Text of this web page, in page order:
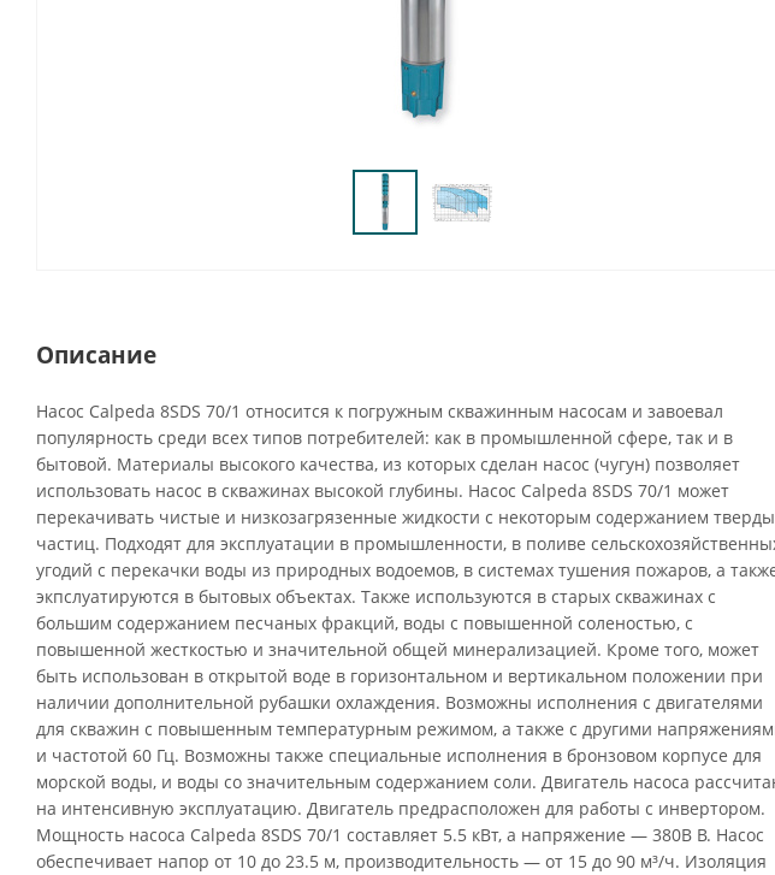
Описание
Насос Calpeda 8SDS 70/1 относится к погружным скважинным насосам и завоевал
популярность среди всех типов потребителей: как в промышленной сфере, так и в
бытовой. Материалы высокого качества, из которых сделан насос (чугун) позволяет
использовать насос в скважинах высокой глубины. Насос Calpeda 8SDS 70/1 может
перекачивать чистые и низкозагрязенные жидкости с некоторым содержанием
частиц. Подходят для эксплуатации в промышленности, в поливе
угодий с перекачки воды из природных водоемов, в системах тушения пожаров, а
экпслуатируются в бытовых объектах. Также используются в старых скважинах с
большим содержанием песчаных фракций, воды с повышенной соленостью, с
повышенной жесткостью и значительной общей минерализацией. Кроме того, может
быть использован в открытой воде в горизонтальном и вертикальном положении при
наличии дополнительной рубашки охлаждения. Возможны исполнения с двигателями
для скважин с повышенным температурным режимом, а также с другими
и частотой 60 Гц. Возможны также специальные исполнения в бронзовом корпусе для
морской воды, и воды со значительным содержанием соли. Двигатель насоса
на интенсивную эксплуатацию. Двигатель предрасположен для работы с инвертором.
Мощность насоса Calpeda 8SDS 70/1 составляет 5.5 кВт, а напряжение — 380В В. Насос
обеспечивает напор от 10 до 23.5 м, производительность — от 15 до 90 м³/ч. Изоляция